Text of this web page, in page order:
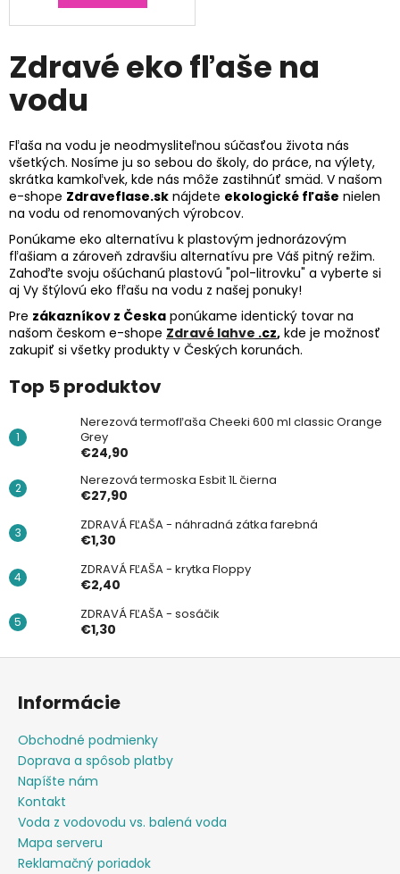
Zdravé eko fľaše na
vodu
Fľaša na vodu je neodmysliteľnou súčasťou života nás
všetkých. Nosíme ju so sebou do školy, do práce, na výlety,
skrátka kamkoľvek, kde nás môže zastihnúť smäd. V našom
e-shope Zdraveflase.sk nájdete ekologické fľaše nielen
na vodu od renomovaných výrobcov.
Ponúkame eko alternatívu k plastovým jednorázovým
fľašiam a zároveň zdravšiu alternatívu pre Váš pitný režim.
Zahoďte svoju ošúchanú plastovú "pol-litrovku" a vyberte si
aj Vy štýlovú eko fľašu na vodu z našej ponuky!
Pre zákazníkov z Česka ponúkame identický tovar na
našom českom e-shope Zdravé lahve .cz, kde je možnosť
zakupiť si všetky produkty v Českých korunách.
Top 5 produktov
Nerezová termofľaša Cheeki 600 ml classic Orange
Grey
€24,90
Nerezová termoska Esbit 1L čierna
€27,90
ZDRAVÁ FĽAŠA - náhradná zátka farebná
€1,30
ZDRAVÁ FĽAŠA - krytka Floppy
€2,40
ZDRAVÁ FĽAŠA - sosáčik
€1,30
Z
Informácie
Obchodné podmienky
Doprava a spôsob platby
Napíšte nám
Kontakt
Voda z vodovodu vs. balená voda
Mapa serveru
Reklamačný poriadok